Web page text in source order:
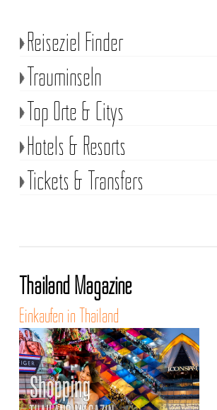
Reiseziel Finder
Trauminseln
Top Orte & Citys
Hotels & Resorts
Tickets & Transfers
Thailand Magazine
Einkaufen in Thailand